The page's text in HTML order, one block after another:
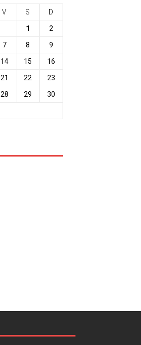
V S D
1 2
7 8 9
14 15 16
21 22 23
28 29 30